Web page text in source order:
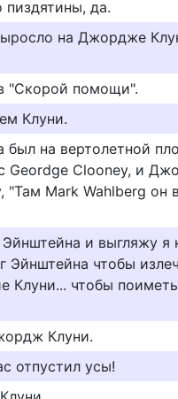
да.
на Джордже
"Скорой помощи".
Клуни.
был на вертолетной
Geordge Clooney, и
"Там Mark Wahlberg он
Эйнштейна и выгляжу
Эйнштейна чтобы
Клуни... чтобы
Клуни.
отпустил усы!